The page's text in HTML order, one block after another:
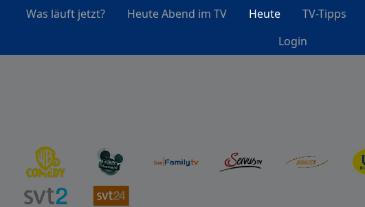
Was läuft jetzt? Heute Abend im TV Heute TV-Tipps
Login